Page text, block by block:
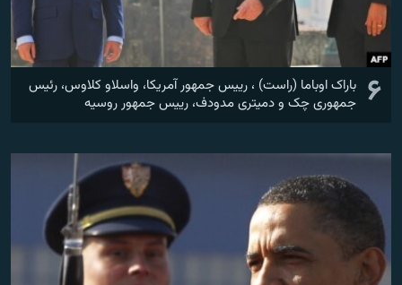
۶ باراک اوباما (راست) ، رییس جمهور آمریکا، واسلاو کلاوس، رئيس
جمهوری چک و دمیتری مدودف، رییس جمهور روسیه